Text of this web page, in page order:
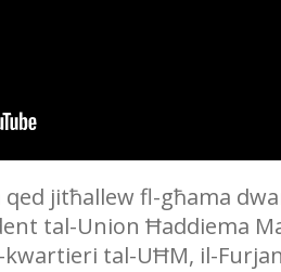
qed jitħallew fl-għama
tal-Union Ħaddiema
tal-UĦM, il-